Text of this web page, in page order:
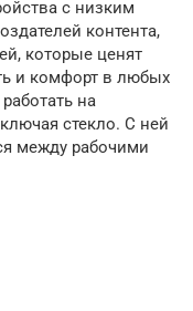
с низким
контента,
которые ценят
и комфорт в любых
на
стекло. С ней
между рабочими